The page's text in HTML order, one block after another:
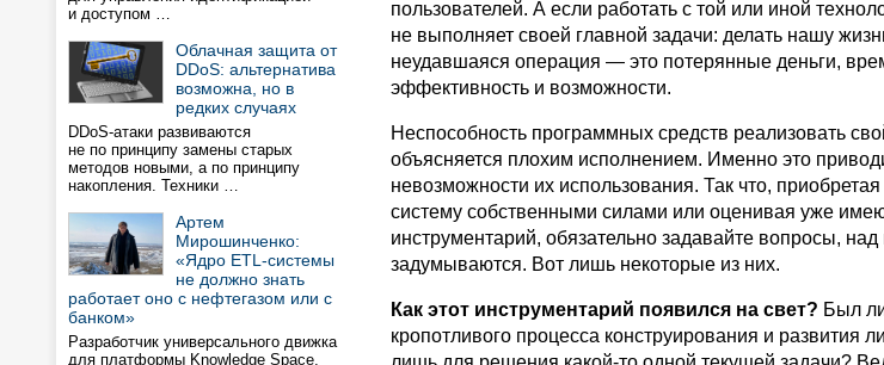
и доступом …
Облачная защита от
DDoS: альтернатива
возможна, но в
редких случаях
DDoS-атаки развиваются
не по принципу замены старых
методов новыми, а по принципу
накопления. Техники …
Артем
Мирошинченко:
«Ядро ETL-системы
не должно знать
работает оно с нефтегазом или с
банком»
Разработчик универсального движка
для платформы Knowledge Space,
пользователей. А если работать с той или иной
не выполняет своей главной задачи: делать нашу
неудавшаяся операция — это потерянные деньги,
эффективность и возможности.
Неспособность программных средств реализовать
объясняется плохим исполнением. Именно это
невозможности их использования. Так что,
систему собственными силами или оценивая уже
инструментарий, обязательно задавайте вопросы, над
задумываются. Вот лишь некоторые из них.
Как этот инструментарий появился на свет? Был
кропотливого процесса конструирования и развития